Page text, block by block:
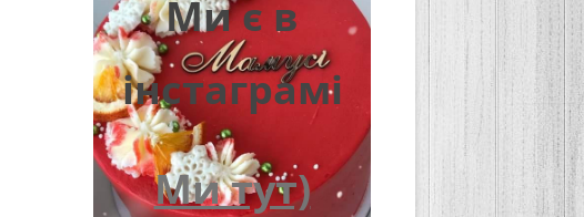
Ми є в
інстаграмі
Ми тут)